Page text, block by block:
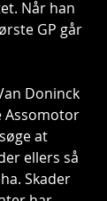
Når han
GP går
Doninck
Assomotor
at
ellers så
Skader